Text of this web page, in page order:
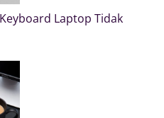
Laptop Tidak